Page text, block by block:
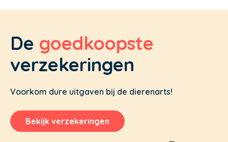
De goedkoopste
verzekeringen
Voorkom dure uitgaven bij de dierenarts!
Bekijk verzekeringen